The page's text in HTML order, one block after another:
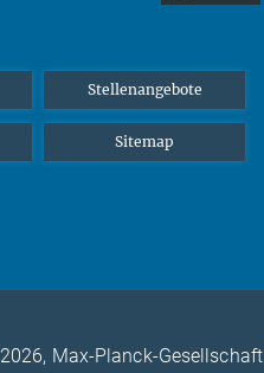
Stellenangebote
Sitemap
2026, Max-Planck-Gesellschaft